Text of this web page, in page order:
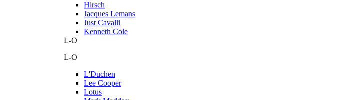
Hirsch
Jacques Lemans
Just Cavalli
Kenneth Cole
L-O
L-O
L'Duchen
Lee Cooper
Lotus